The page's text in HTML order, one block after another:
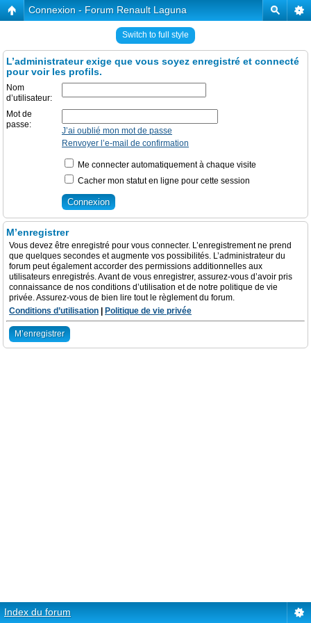
Connexion - Forum Renault Laguna
Switch to full style
L’administrateur exige que vous soyez enregistré et connecté
pour voir les profils.
Nom
d’utilisateur:
Mot de
passe:
J’ai oublié mon mot de passe
Renvoyer l’e-mail de confirmation
Me connecter automatiquement à chaque visite
Cacher mon statut en ligne pour cette session
M’enregistrer
Vous devez être enregistré pour vous connecter. L’enregistrement ne prend
que quelques secondes et augmente vos possibilités. L’administrateur du
forum peut également accorder des permissions additionnelles aux
utilisateurs enregistrés. Avant de vous enregistrer, assurez-vous d’avoir pris
connaissance de nos conditions d’utilisation et de notre politique de vie
privée. Assurez-vous de bien lire tout le règlement du forum.
Conditions d’utilisation
Politique de vie privée
M’enregistrer
Index du forum